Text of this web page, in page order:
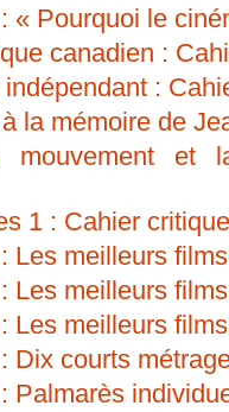
« Pourquoi le
canadien :
:
la mémoire de
mouvement et
1 : Cahier critique
Les meilleurs
Les meilleurs
Les meilleurs
Dix courts
Palmarès